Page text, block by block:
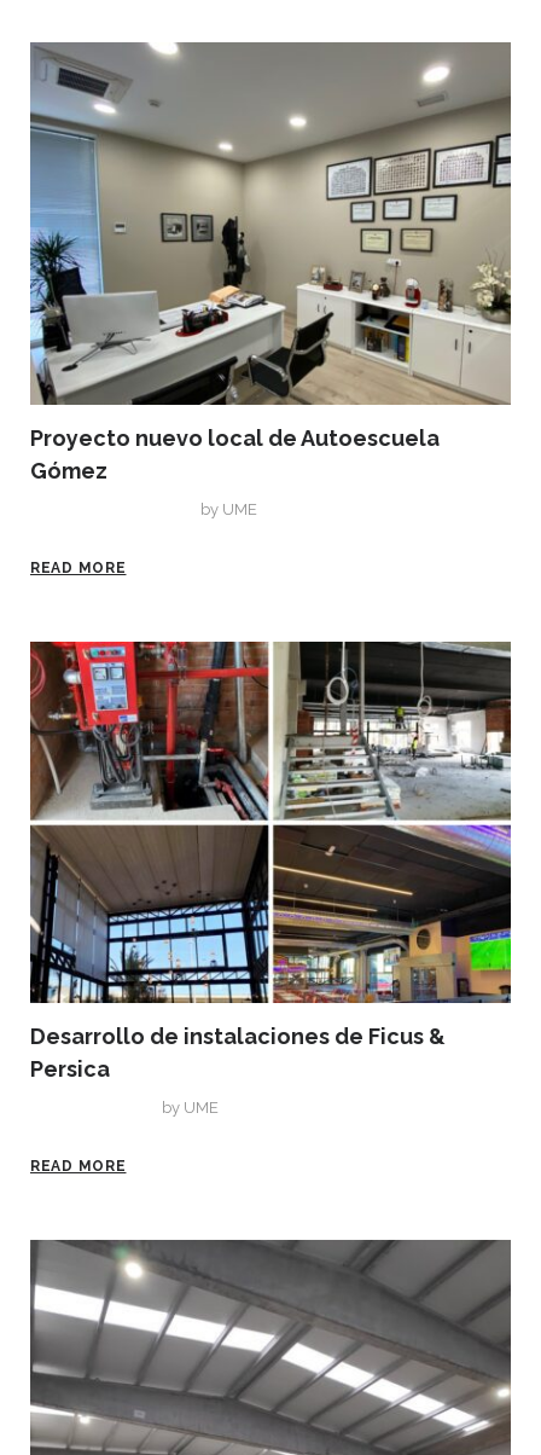
Proyecto nuevo local de Autoescuela
Gómez
by UME
READ MORE
Desarrollo de instalaciones de Ficus &
Persica
by UME
READ MORE